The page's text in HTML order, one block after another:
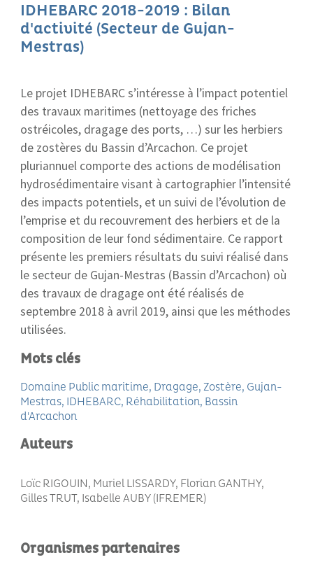
IDHEBARC 2018-2019 : Bilan
d'activité (Secteur de Gujan-
Mestras)
Le projet IDHEBARC s’intéresse à l’impact potentiel
des travaux maritimes (nettoyage des friches
ostréicoles, dragage des ports, …) sur les herbiers
de zostères du Bassin d’Arcachon. Ce projet
pluriannuel comporte des actions de modélisation
hydrosédimentaire visant à cartographier l’intensité
des impacts potentiels, et un suivi de l’évolution de
l’emprise et du recouvrement des herbiers et de la
composition de leur fond sédimentaire. Ce rapport
présente les premiers résultats du suivi réalisé dans
le secteur de Gujan-Mestras (Bassin d’Arcachon) où
des travaux de dragage ont été réalisés de
septembre 2018 à avril 2019, ainsi que les méthodes
utilisées.
Mots clés
Domaine Public maritime Dragage Zostère Gujan-
Mestras IDHEBARC Réhabilitation Bassin
d'Arcachon
Auteurs
Loïc RIGOUIN, Muriel LISSARDY, Florian GANTHY,
Gilles TRUT, Isabelle AUBY (IFREMER)
Organismes partenaires